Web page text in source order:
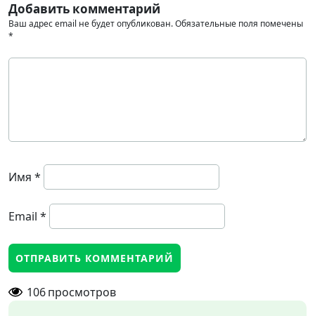
Добавить комментарий
Ваш адрес email не будет опубликован.Обязательные поля помечены
*
Имя *
Email *
106просмотров